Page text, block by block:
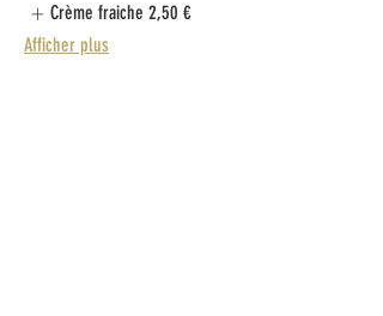
Crème fraiche 2,50 €
Afficher plus